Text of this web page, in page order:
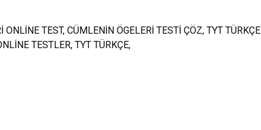
ONLİNE TEST, CÜMLENİN ÖGELERİ TESTİ ÇÖZ, TYT TÜRKÇE
TESTLER, TYT TÜRKÇE,